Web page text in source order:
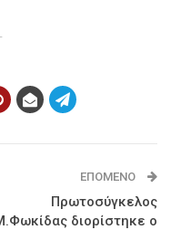
ΕΠΌΜΕΝΟ
Πρωτοσύγκελος
διορίστηκε ο